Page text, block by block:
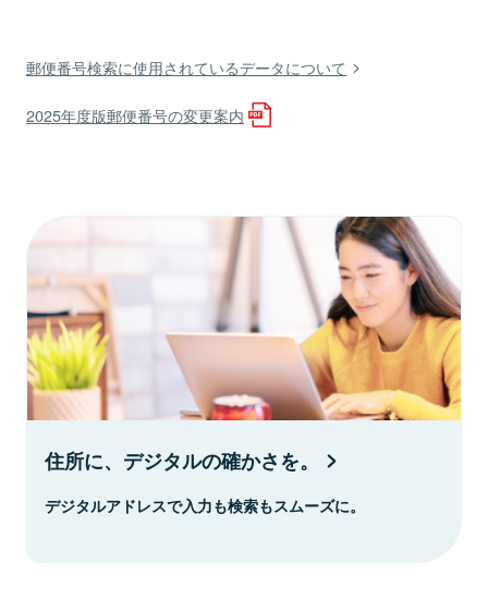
郵便番号検索に使用されているデータについて
2025年度版郵便番号の変更案内
住所に、デジタルの確かさを。
デジタルアドレスで入力も検索もスムーズに。